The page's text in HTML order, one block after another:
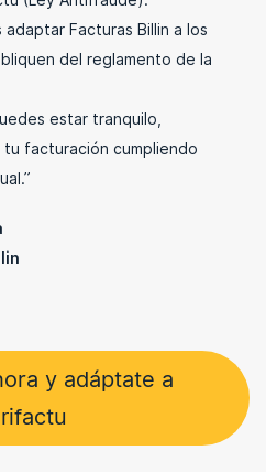
adaptar Facturas Billin a los
del reglamento de la
estar tranquilo,
facturación cumpliendo
y adáptate a